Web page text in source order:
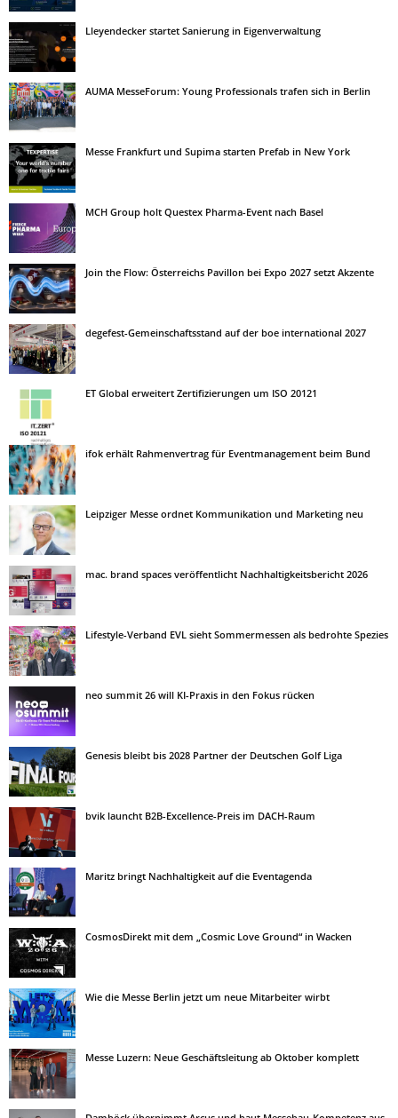
Lleyendecker startet Sanierung in Eigenverwaltung
AUMA MesseForum: Young Professionals trafen sich in Berlin
Messe Frankfurt und Supima starten Prefab in New York
MCH Group holt Questex Pharma-Event nach Basel
Join the Flow: Österreichs Pavillon bei Expo 2027 setzt Akzente
degefest-Gemeinschaftsstand auf der boe international 2027
ET Global erweitert Zertifizierungen um ISO 20121
ifok erhält Rahmenvertrag für Eventmanagement beim Bund
Leipziger Messe ordnet Kommunikation und Marketing neu
mac. brand spaces veröffentlicht Nachhaltigkeitsbericht 2026
Lifestyle-Verband EVL sieht Sommermessen als bedrohte Spezies
neo summit 26 will KI-Praxis in den Fokus rücken
Genesis bleibt bis 2028 Partner der Deutschen Golf Liga
bvik launcht B2B-Excellence-Preis im DACH-Raum
Maritz bringt Nachhaltigkeit auf die Eventagenda
CosmosDirekt mit dem „Cosmic Love Ground“ in Wacken
Wie die Messe Berlin jetzt um neue Mitarbeiter wirbt
Messe Luzern: Neue Geschäftsleitung ab Oktober komplett